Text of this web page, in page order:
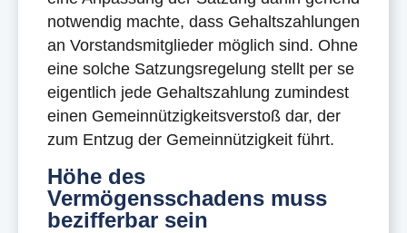
notwendig machte, dass Gehaltszahlungen
an Vorstandsmitglieder möglich sind. Ohne
eine solche Satzungsregelung stellt per se
eigentlich jede Gehaltszahlung zumindest
einen Gemeinnützigkeitsverstoß dar, der
zum Entzug der Gemeinnützigkeit führt.
Höhe des
Vermögensschadens muss
bezifferbar sein